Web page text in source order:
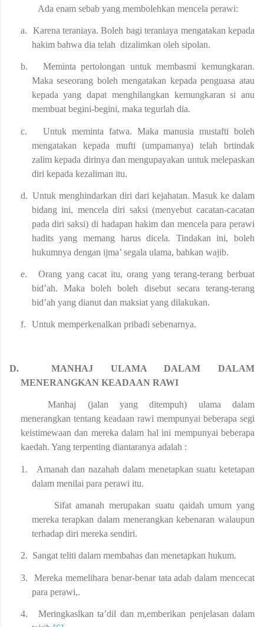
Ada enam sebab yang membolehkan mencela perawi:
a.
Karena teraniaya. Boleh bagi teraniaya mengatakan kepada
hakim bahwa dia telah dizalimkan oleh sipolan.
b.
Meminta pertolongan untuk membasmi kemungkaran.
Maka seseorang boleh mengatakan kepada penguasa atau
kepada yang dapat menghilangkan kemungkaran si anu
membuat begini-begini, maka tegurlah dia.
c.
Untuk meminta fatwa. Maka manusia mustafti boleh
mengatakan kepada mufti (umpamanya) telah brtindak
zalim kepada dirinya dan mengupayakan untuk melepaskan
diri kepada kezaliman itu.
d. Untuk menghindarkan diri dari kejahatan. Masuk ke dalam
bidang ini, mencela diri saksi (menyebut cacatan-cacatan
pada diri saksi) di hadapan hakim dan mencela para perawi
hadits yang memang harus dicela. Tindakan ini, boleh
hukumnya dengan ijma’ segala ulama, bahkan wajib.
e.
Orang yang cacat itu, orang yang terang-terang berbuat
bid’ah. Maka boleh boleh disebut secara terang-terang
bid’ah yang dianut dan maksiat yang dilakukan.
f. Untuk memperkenalkan pribadi sebenarnya.
D.
MANHAJ ULAMA DALAM DALAM
MENERANGKAN KEADAAN RAWI
Manhaj (jalan yang ditempuh) ulama dalam
menerangkan tentang keadaan rawi mempunyai beberapa segi
keistimewaan dan mereka dalam hal ini mempunyai beberapa
kaedah. Yang terpenting diantaranya adalah :
1.
Amanah dan nazahah dalam menetapkan suatu ketetapan
dalam menilai para perawi itu.
Sifat amanah merupakan suatu qaidah umum yang
mereka terapkan dalam menerangkan kebenaran walaupun
terhadap diri mereka sendiri.
2. Sangat teliti dalam membahas dan menetapkan hukum.
3.
Mereka memelihara benar-benar tata adab dalam mencecat
para perawi,.
4.
Meringkaslkan ta’dil dan m,emberikan penjelasan dalam